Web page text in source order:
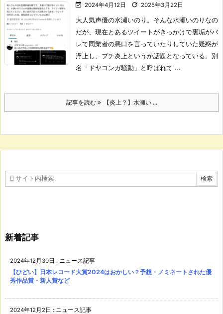
 2024年4月12日  2025年3月22日
大人気声優の水瀬いのり。 そんな水瀬いのりなの
だが、現在とあるツイートがきっかけで裏垢がバ
レて同業者の悪口を言っていたりしていた疑惑が
浮上し、プチ炎上というか話題となっている。 別
名「ドヤコンガ騒動」と呼ばれて ...
記事を読む 【炎上？】水瀬い ...
新着記事
2024年12月30日 : ニュース記事
【ひどい】日本レコード大賞2024はおかしい？予想・ノミネートされた優
秀作品賞・新人賞など
2024年12月2日 : ニュース記事